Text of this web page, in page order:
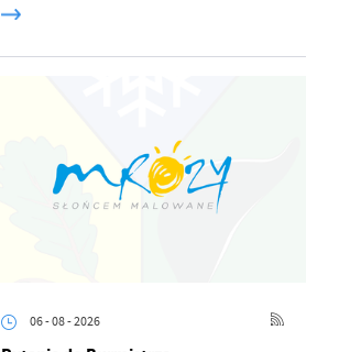
06 - 08 - 2026